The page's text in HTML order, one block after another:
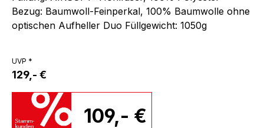
Bezug: Baumwoll-Feinperkal, 100% Baumwolle ohne
optischen Aufheller Duo Füllgewicht: 1050g
UVP *
129,- €
109,- €